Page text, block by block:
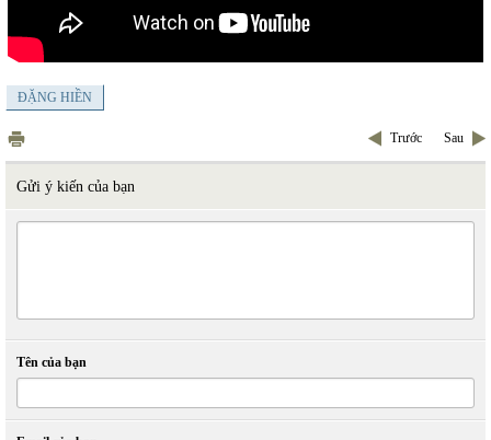
ĐẶNG HIỀN
Trước Sau
Gửi ý kiến của bạn
Tên của bạn